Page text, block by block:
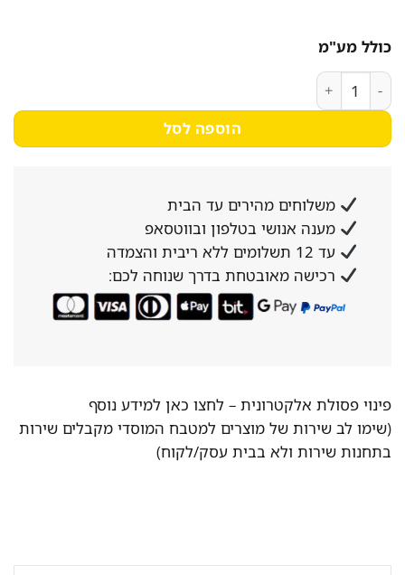
כולל מע"מ
כמות של מכונה לייצור קרח תעשייתית פרמיום – 80 ק"ג, קוביות בודדות
הוספה לסל
משלוחים מהירים עד הבית
מענה אנושי בטלפון ובווטסאפ
עד 12 תשלומים ללא ריבית והצמדה
רכישה מאובטחת בדרך שנוחה לכם:
פינוי פסולת אלקטרונית – לחצו כאן למידע נוסף
(שימו לב שירות של מוצרים למטבח המוסדי מקבלים שירות
בתחנות שירות ולא בבית עסק/לקוח)